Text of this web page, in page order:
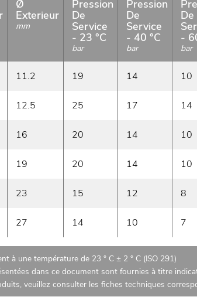
Ø
Exterieur
mm
Pression
De
Service
- 23 °C
bar
Pression
De
Service
- 40 °C
bar
De
-
bar
11.2 19 14 10
12.5 25 17 14
16 20 14 10
19 20 14 10
23 15 12 8
27 14 10 7
à une température de 23 ° C ± 2 ° C (ISO 291)
dans ce document sont fournies à titre
veuillez consulter les fiches techniques